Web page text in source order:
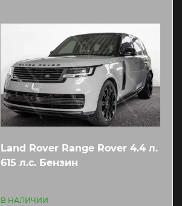
Land Rover Range Rover 4.4 л.
615 л.c. Бензин
В НАЛИЧИИ